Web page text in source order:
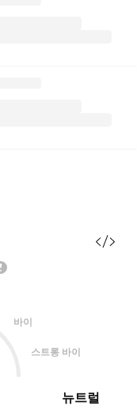
바이
스트롱 바이
뉴트럴